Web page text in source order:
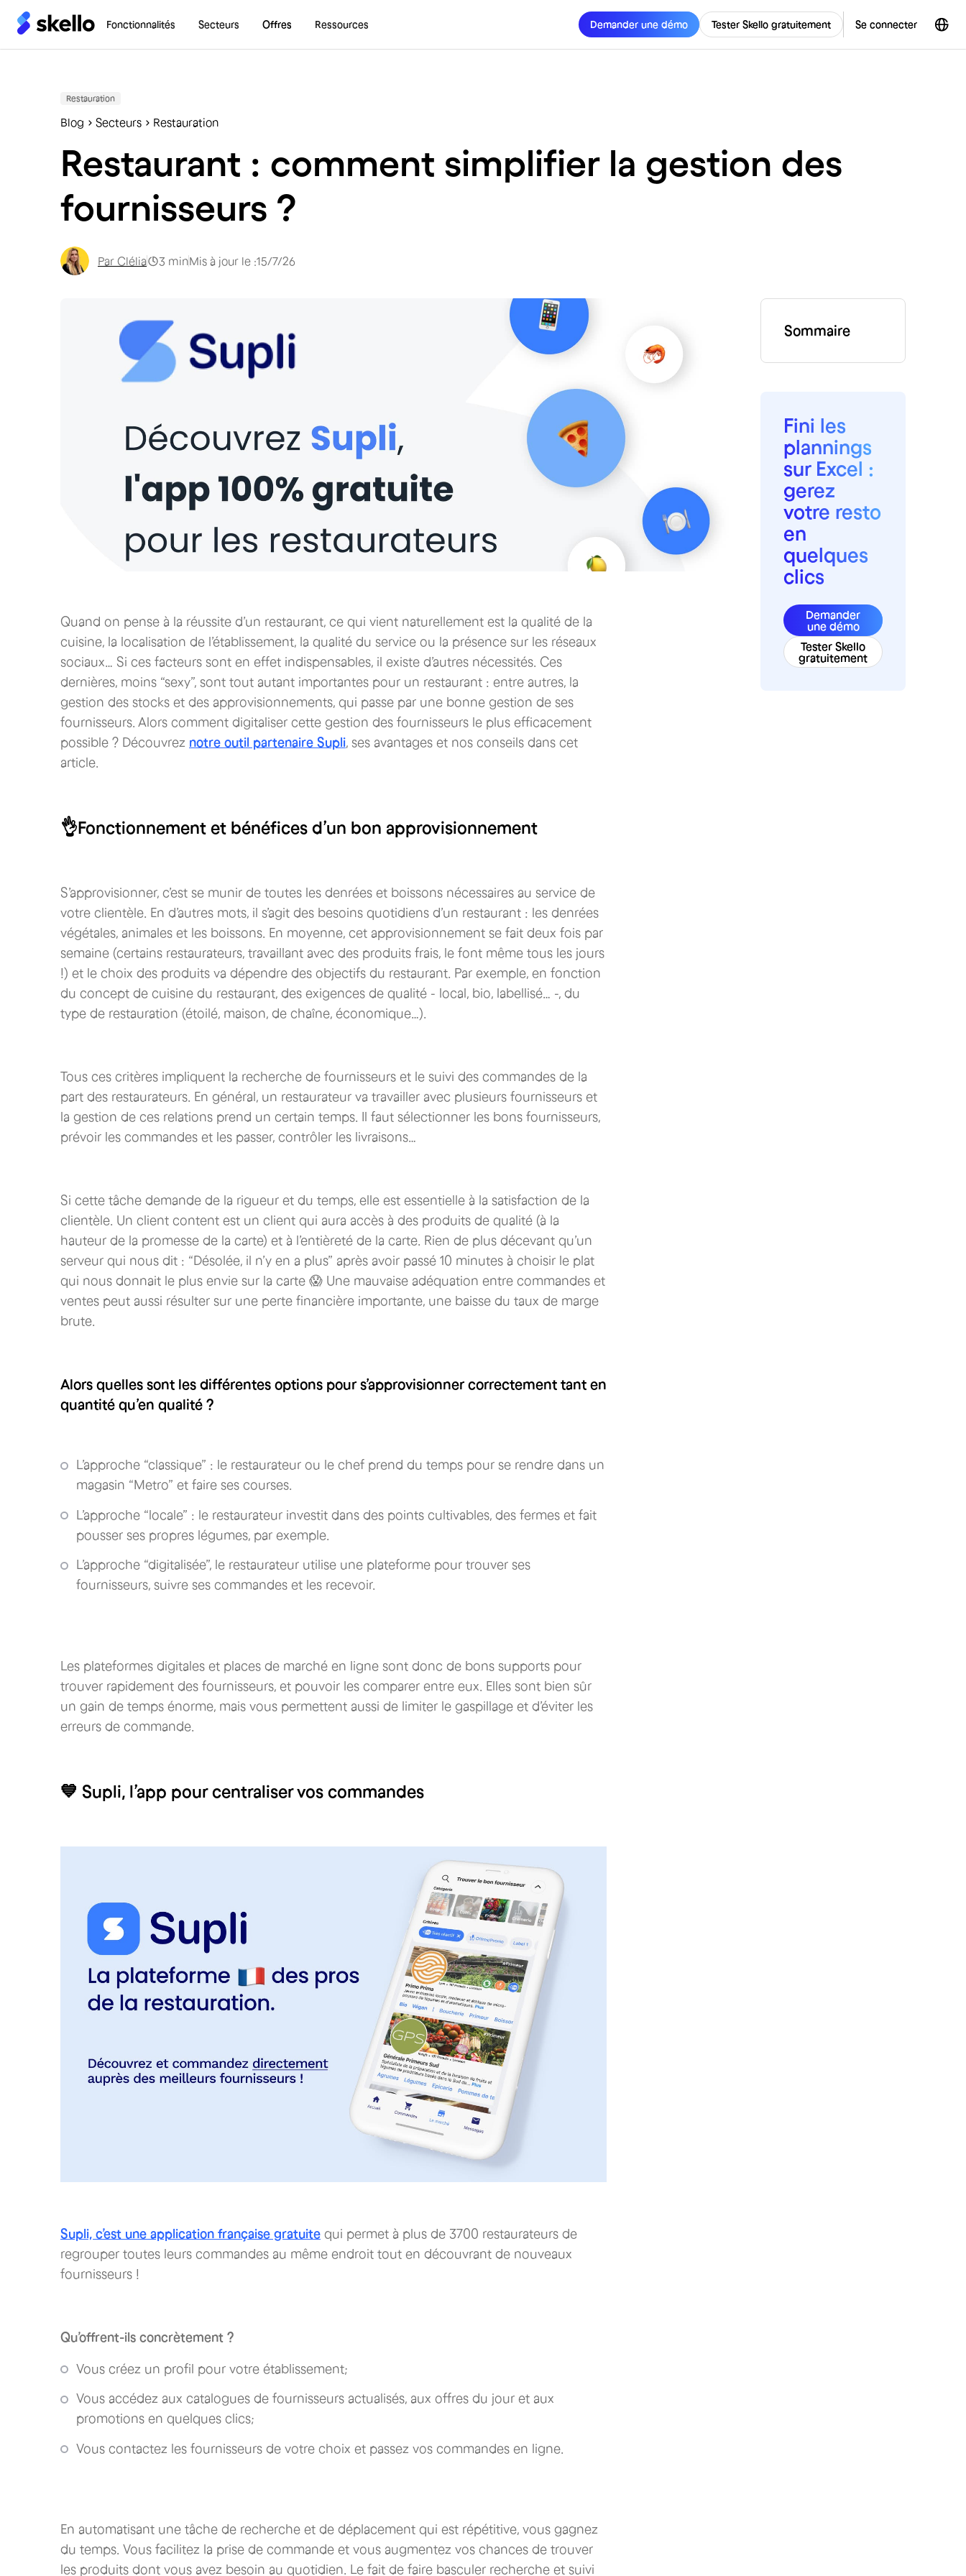
Fonctionnalités Secteurs Offres Ressources Demander une démo Tester Skello gratuitement Se connecter
Restauration
Blog Secteurs Restauration
Restaurant : comment simplifier la gestion des
fournisseurs ?
Par Clélia 3 minMis à jour le :15/7/26
Quand on pense à la réussite d’un restaurant, ce qui vient naturellement est la qualité de la
cuisine, la localisation de l’établissement, la qualité du service ou la présence sur les réseaux
sociaux… Si ces facteurs sont en effet indispensables, il existe d’autres nécessités. Ces
dernières, moins “sexy”, sont tout autant importantes pour un restaurant : entre autres, la
gestion des stocks et des approvisionnements, qui passe par une bonne gestion de ses
fournisseurs. Alors comment digitaliser cette gestion des fournisseurs le plus efficacement
possible ? Découvrez notre outil partenaire Supli, ses avantages et nos conseils dans cet
article.
👌Fonctionnement et bénéfices d’un bon approvisionnement
S’approvisionner, c’est se munir de toutes les denrées et boissons nécessaires au service de
votre clientèle. En d’autres mots, il s’agit des besoins quotidiens d’un restaurant : les denrées
végétales, animales et les boissons. En moyenne, cet approvisionnement se fait deux fois par
semaine (certains restaurateurs, travaillant avec des produits frais, le font même tous les jours
!) et le choix des produits va dépendre des objectifs du restaurant. Par exemple, en fonction
du concept de cuisine du restaurant, des exigences de qualité - local, bio, labellisé… -, du
type de restauration (étoilé, maison, de chaîne, économique…).
Tous ces critères impliquent la recherche de fournisseurs et le suivi des commandes de la
part des restaurateurs. En général, un restaurateur va travailler avec plusieurs fournisseurs et
la gestion de ces relations prend un certain temps. Il faut sélectionner les bons fournisseurs,
prévoir les commandes et les passer, contrôler les livraisons…
Si cette tâche demande de la rigueur et du temps, elle est essentielle à la satisfaction de la
clientèle. Un client content est un client qui aura accès à des produits de qualité (à la
hauteur de la promesse de la carte) et à l’entièreté de la carte. Rien de plus décevant qu’un
serveur qui nous dit : “Désolée, il n’y en a plus” après avoir passé 10 minutes à choisir le plat
qui nous donnait le plus envie sur la carte 😱 Une mauvaise adéquation entre commandes et
ventes peut aussi résulter sur une perte financière importante, une baisse du taux de marge
brute.
Alors quelles sont les différentes options pour s’approvisionner correctement tant en
quantité qu’en qualité ?
L’approche “classique” : le restaurateur ou le chef prend du temps pour se rendre dans un
magasin “Metro” et faire ses courses.
L’approche “locale” : le restaurateur investit dans des points cultivables, des fermes et fait
pousser ses propres légumes, par exemple.
L’approche “digitalisée”, le restaurateur utilise une plateforme pour trouver ses
fournisseurs, suivre ses commandes et les recevoir.
Les plateformes digitales et places de marché en ligne sont donc de bons supports pour
trouver rapidement des fournisseurs, et pouvoir les comparer entre eux. Elles sont bien sûr
un gain de temps énorme, mais vous permettent aussi de limiter le gaspillage et d’éviter les
erreurs de commande.
💙 Supli, l’app pour centraliser vos commandes
Supli, c’est une application française gratuite qui permet à plus de 3700 restaurateurs de
regrouper toutes leurs commandes au même endroit tout en découvrant de nouveaux
fournisseurs !
Qu’offrent-ils concrètement ?
Vous créez un profil pour votre établissement;
Vous accédez aux catalogues de fournisseurs actualisés, aux offres du jour et aux
promotions en quelques clics;
Vous contactez les fournisseurs de votre choix et passez vos commandes en ligne.
En automatisant une tâche de recherche et de déplacement qui est répétitive, vous gagnez
du temps. Vous facilitez la prise de commande et vous augmentez vos chances de trouver
les produits dont vous avez besoin au quotidien. Le fait de faire basculer recherche et suivi
Sommaire
Fini les
plannings
sur Excel :
gerez
votre resto
en
quelques
clics
Demander
une démo
Tester Skello
gratuitement